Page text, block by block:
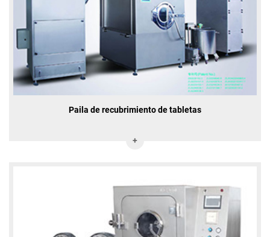
Paila de recubrimiento de tabletas